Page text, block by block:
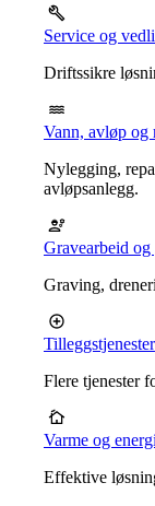
Service og
Driftssikre
Vann, avløp og
Nylegging,
avløpsanlegg.
Gravearbeid og
Graving,
Tilleggstjenester
Flere tjenester
Varme og energi
Effektive